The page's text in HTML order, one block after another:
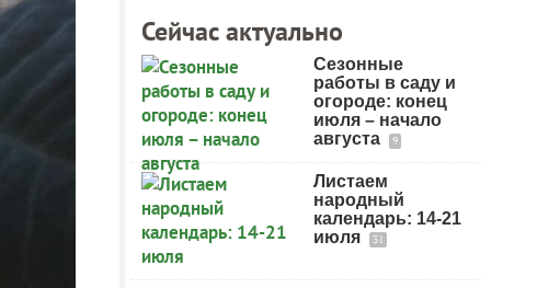
Сейчас актуально
Сезонные
работы в саду и
огороде: конец
июля – начало
августа
9
Листаем
народный
календарь: 14-21
июля
31